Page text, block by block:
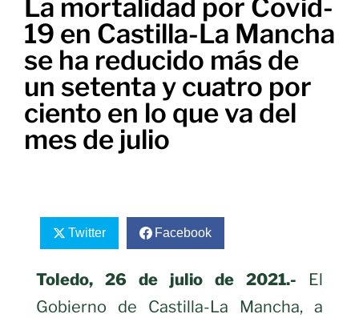
La mortalidad por Covid-
19 en Castilla-La Mancha
se ha reducido más de
un setenta y cuatro por
ciento en lo que va del
mes de julio
Twitter Facebook
Toledo, 26 de julio de 2021.- El
Gobierno de Castilla-La Mancha, a